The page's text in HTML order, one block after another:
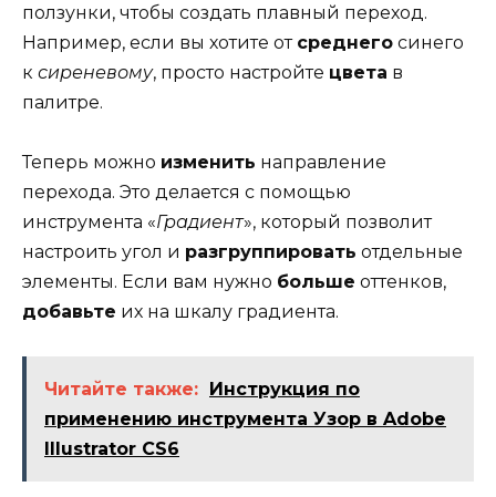
ползунки, чтобы создать плавный переход.
Например, если вы хотите от среднего синего
к сиреневому, просто настройте цвета в
палитре.
Теперь можно изменить направление
перехода. Это делается с помощью
инструмента «Градиент», который позволит
настроить угол и разгруппировать отдельные
элементы. Если вам нужно больше оттенков,
добавьте их на шкалу градиента.
Читайте также: Инструкция по
применению инструмента Узор в Adobe
Illustrator CS6